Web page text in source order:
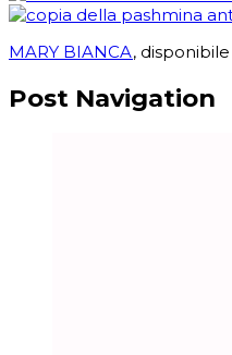
MARY BIANCA,
Post Navigation